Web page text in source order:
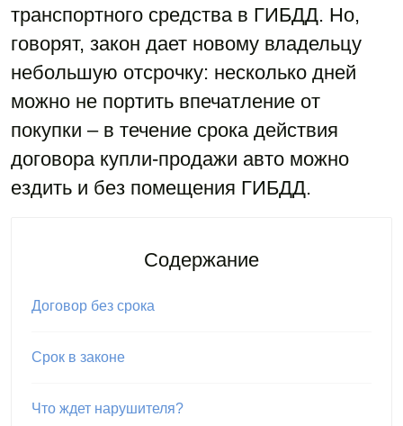
транспортного средства в ГИБДД. Но,
говорят, закон дает новому владельцу
небольшую отсрочку: несколько дней
можно не портить впечатление от
покупки – в течение срока действия
договора купли-продажи авто можно
ездить и без помещения ГИБДД.
Содержание
Договор без срока
Срок в законе
Что ждет нарушителя?